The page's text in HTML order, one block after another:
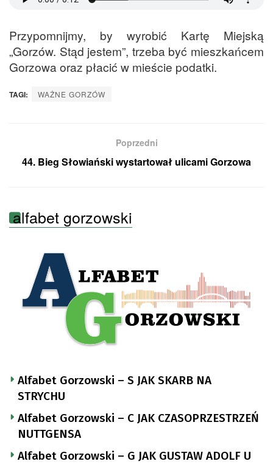
Przypomnijmy, by wyrobić Kartę Miejską
„Gorzów. Stąd jestem”, trzeba być mieszkańcem
Gorzowa oraz płacić w mieście podatki.
TAGI: WAŻNE GORZÓW
Poprzedni
44. Bieg Słowiański wystartował ulicami Gorzowa
alfabet gorzowski
Alfabet Gorzowski – S JAK SKARB NA
STRYCHU
Alfabet Gorzowski – C JAK CZASOPRZESTRZEŃ
NUTTGENSA
Alfabet Gorzowski – G JAK GUSTAW ADOLF U